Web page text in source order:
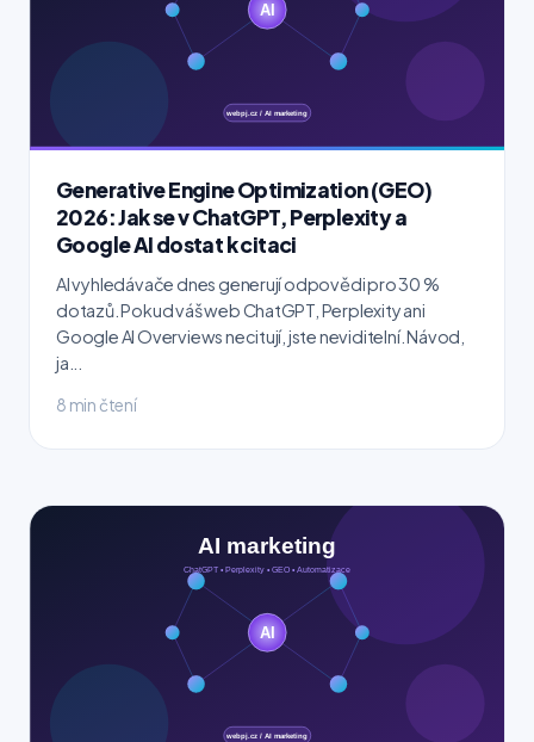
Generative Engine Optimization (GEO)
2026: Jak se v ChatGPT, Perplexity a
Google AI dostat k citaci
AI vyhledávače dnes generují odpovědi pro 30 %
dotazů. Pokud váš web ChatGPT, Perplexity ani
Google AI Overviews necitují, jste neviditelní. Návod,
ja...
8 min čtení